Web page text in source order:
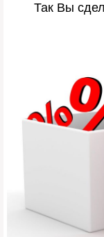
Так Вы